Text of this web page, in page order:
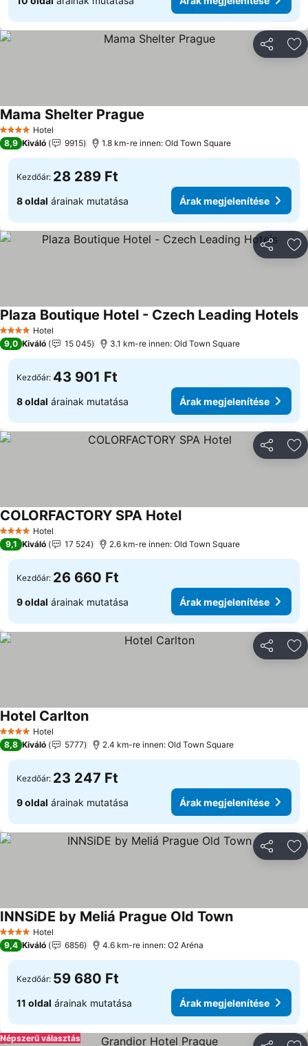
4 KategóriaHotel
Mama Shelter Prague
8,9 Kiváló 9915 1.8 km-re innen: Old Town Square
Kezdőár: 28 289 Ft
8 oldal árainak mutatása Árak megjelenítése
4 KategóriaHotel
Plaza Boutique Hotel - Czech Leading Hotels
9,0 Kiváló 15 045 3.1 km-re innen: Old Town Square
Kezdőár: 43 901 Ft
8 oldal árainak mutatása Árak megjelenítése
4 KategóriaHotel
COLORFACTORY SPA Hotel
9,1 Kiváló 17 524 2.6 km-re innen: Old Town Square
Kezdőár: 26 660 Ft
9 oldal árainak mutatása Árak megjelenítése
4 KategóriaHotel
Hotel Carlton
8,8 Kiváló 5777 2.4 km-re innen: Old Town Square
Kezdőár: 23 247 Ft
9 oldal árainak mutatása Árak megjelenítése
4 KategóriaHotel
INNSiDE by Meliá Prague Old Town
9,4 Kiváló 6856 4.6 km-re innen: O2 Aréna
Kezdőár: 59 680 Ft
11 oldal árainak mutatása Árak megjelenítése
Népszerű választás